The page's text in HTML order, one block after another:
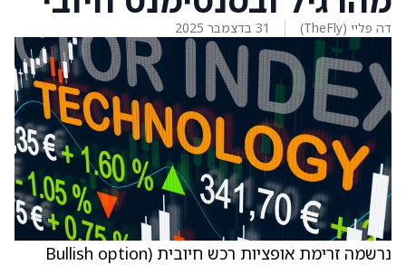
דה פליי (TheFly) 31 בדצמבר 2025
נרשמה זרימת אופציות רכש חיובית (Bullish option